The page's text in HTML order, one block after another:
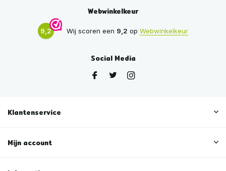
Webwinkelkeur
9,2 Wij scoren een 9,2 op Webwinkelkeur
Social Media
Klantenservice
Mijn account